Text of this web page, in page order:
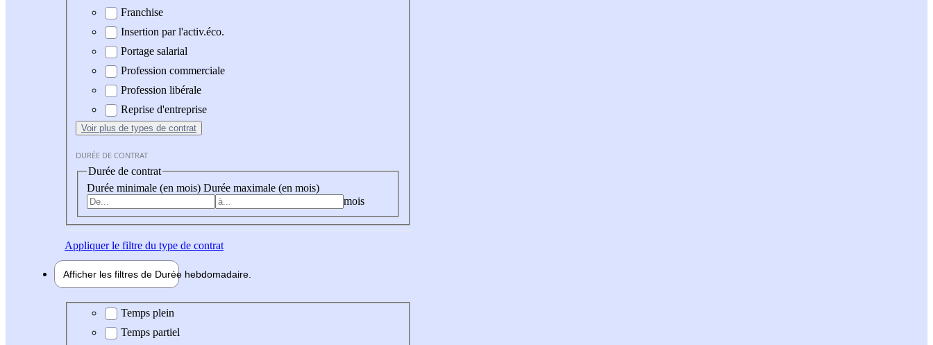
Franchise
Insertion par l'activ.éco.
Portage salarial
Profession commerciale
Profession libérale
Reprise d'entreprise
Voir plus de types de contrat
DURÉE DE CONTRAT
Durée de contrat
Durée minimale (en mois) Durée maximale (en mois)
mois
Appliquerle filtre du type de contrat
Afficher les filtres de Durée hebdomadaire
Durée hebdomadaire
Temps plein
Temps partiel